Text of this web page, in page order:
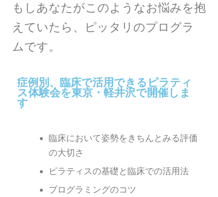
もしあなたがこのようなお悩みを抱
えていたら、ピッタリのプログラ
ムです。
症例別、臨床で活用できるピラティ
ス体験会を東京・軽井沢で開催しま
す
臨床において姿勢をきちんとみる評価
の大切さ
ピラティスの基礎と臨床での活用法
プログラミングのコツ